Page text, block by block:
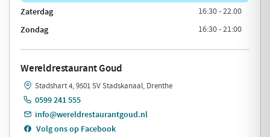
Zaterdag
16:30 - 22.00
Zondag 16:30 - 21:00
Wereldrestaurant Goud
Stadshart 4, 9501 SV Stadskanaal, Drenthe
0599 241 555
info@wereldrestaurantgoud.nl
Volg ons op Facebook